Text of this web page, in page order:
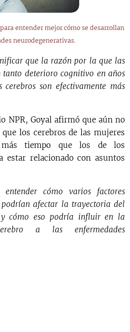
entender mejor cómo se desarrollan
neurodegenerativas.
que la razón por la que las
tanto deterioro cognitivo en años
cerebros son efectivamente más
NPR, Goyal afirmó que aún no
los cerebros de las mujeres
más tiempo que los de los
estar relacionado con asuntos
entender cómo varios factores
afectar la trayectoria del
y cómo eso podría influir en la
a las enfermedades